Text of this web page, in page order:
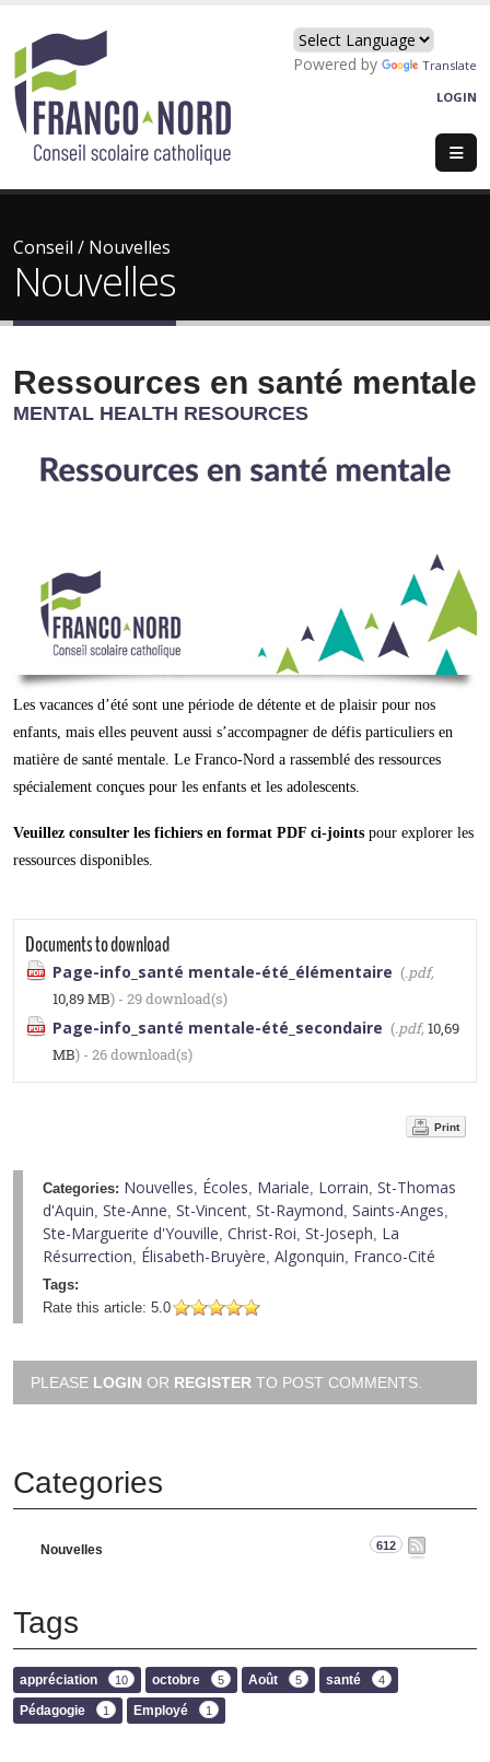
Powered by
Translate
LOGIN
Conseil / Nouvelles
Nouvelles
Ressources en santé mentale
MENTAL HEALTH RESOURCES
Les vacances d’été sont une période de détente et de plaisir pour nos
enfants, mais elles peuvent aussi s’accompagner de défis particuliers en
matière de santé mentale. Le Franco-Nord a rassemblé des ressources
spécialement conçues pour les enfants et les adolescents.
Veuillez consulter les fichiers en format PDF ci-joints pour explorer les
ressources disponibles.
Documents to download
Page-info_santé mentale-été_élémentaire (.pdf,
10,89 MB) - 29 download(s)
Page-info_santé mentale-été_secondaire (.pdf, 10,69
MB) - 26 download(s)
Print
Categories: Nouvelles Écoles Mariale Lorrain St-Thomas
d'Aquin Ste-Anne St-Vincent St-Raymond Saints-Anges
Ste-Marguerite d'Youville Christ-Roi St-Joseph La
Résurrection Élisabeth-Bruyère Algonquin Franco-Cité
Tags:
Rate this article: 5.0
PLEASE LOGIN OR REGISTER TO POST COMMENTS.
Categories
Nouvelles 612
Tags
appréciation 10 octobre 5 Août 5 santé 4
Pédagogie 1 Employé 1